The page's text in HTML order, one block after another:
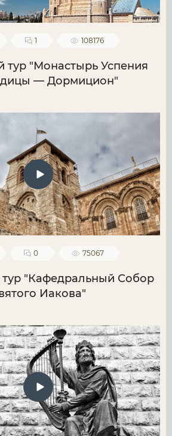
1 108176
тур "Монастырь Успения
— Дормицион"
0 75067
"Кафедральный Собор
Иакова"